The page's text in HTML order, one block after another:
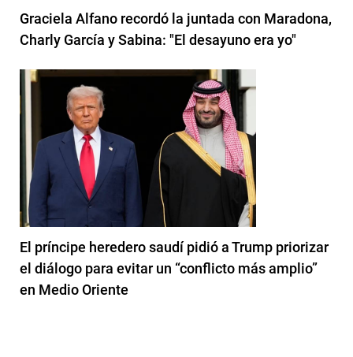
Graciela Alfano recordó la juntada con Maradona,
Charly García y Sabina: "El desayuno era yo"
El príncipe heredero saudí pidió a Trump priorizar
el diálogo para evitar un “conflicto más amplio”
en Medio Oriente